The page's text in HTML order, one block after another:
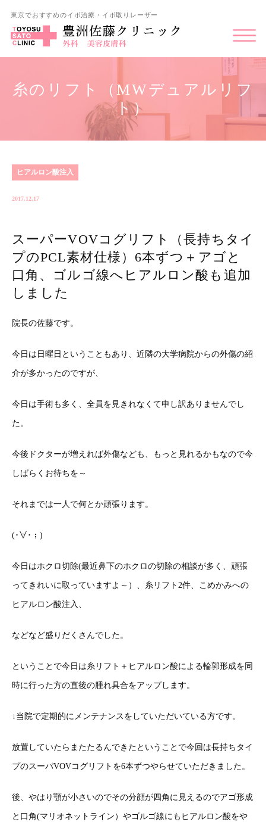
東京でおすすめのイボ治療・イボ取りレーザー
糸のリフト（MWデュアルリフ
ト）
ヒアルロン酸注入
2017.12.17
スーパーVOVコグリフト（長持ちタイ
プのPCL素材仕様）6本ずつ＋アゴと
口角、ゴルゴ線へヒアルロン酸も追加
しました
院長の佐藤です。
今日は日曜日ということもあり、近隣の大学病院からの外傷の紹
介が多かったのですが、
今日は手術も多く、全員を見きれなくて申し訳ありませんでし
た。
今後ドクターが増えれば外傷なども、もっと見れるかもなので今
しばらくお待ちを～
それまでは一人で何とか頑張ります。
(･∀･；)
今日はホクロ切除(最近鼻下のホクロの切除の相談が多く、頑張
ってきれいに取っていますよ～）、糸リフト2件、こめかみへの
ヒアルロン酸注入、
などなど盛りだくさんでした。
ということで今日は糸リフト＋ヒアルロン酸による輪郭形成を同
時に行った方の直後の腫れ具合をアップします。
↓当院で定期的にメンテナンスをしていただいている方です。
放置していたらまたたるんできたということで今回は長持ちタイ
プのスーパVOVコグリフトを6本ずつやらせていただきました。
後、やはり顎が小さいのでその分顔が四角に見えるのでアゴ形成
と口角(マリオネットライン）やゴルゴ線にもヒアルロン酸をや